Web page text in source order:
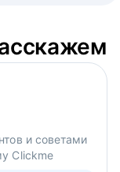
и советами
Clickme